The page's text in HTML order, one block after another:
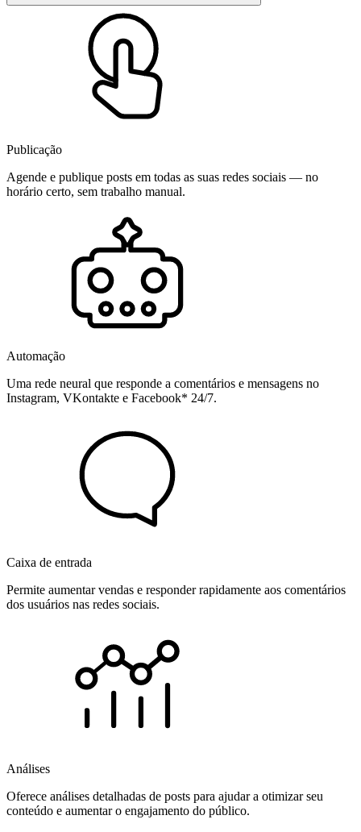
Publicação
Agende e publique posts em todas as suas redes sociais — no
horário certo, sem trabalho manual.
Automação
Uma rede neural que responde a comentários e mensagens no
Instagram, VKontakte e Facebook* 24/7.
Caixa de entrada
Permite aumentar vendas e responder rapidamente aos comentários
dos usuários nas redes sociais.
Análises
Oferece análises detalhadas de posts para ajudar a otimizar seu
conteúdo e aumentar o engajamento do público.